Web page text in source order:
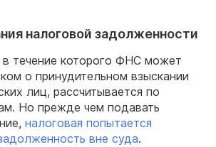
налоговой задолженности
течение которого ФНС может
о принудительном взыскании
лиц, рассчитывается по
Но прежде чем подавать
налоговая попытается
вне суда.